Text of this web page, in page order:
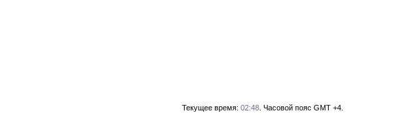
Текущее время: 02:48 . Часовой пояс GMT +4.